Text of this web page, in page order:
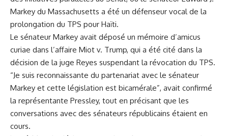
Markey du Massachusetts a été un défenseur vocal de la
prolongation du TPS pour Haïti.
Le sénateur Markey avait déposé un mémoire d’amicus
curiae dans l’affaire Miot v. Trump, qui a été cité dans la
décision de la juge Reyes suspendant la révocation du TPS.
“Je suis reconnaissante du partenariat avec le sénateur
Markey et cette législation est bicamérale”, avait confirmé
la représentante Pressley, tout en précisant que les
conversations avec des sénateurs républicains étaient en
cours.